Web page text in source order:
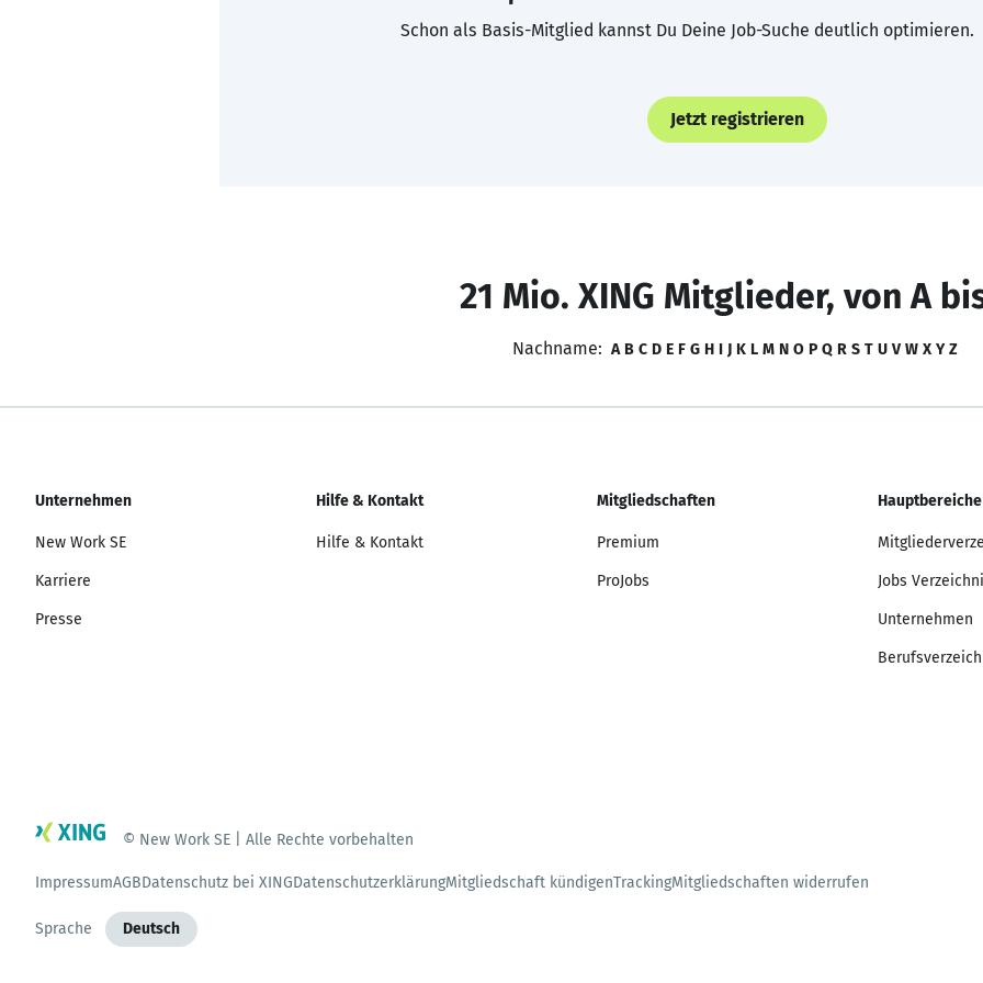
Schon als Basis-Mitglied kannst Du Deine Job-Suche deutlich optimieren.
Jetzt registrieren
21 Mio. XING Mitglieder, von A
Nachname: A B C D E F G H I J K L M N O P Q R S T U V W X Y Z
Unternehmen
New Work SE
Karriere
Presse
Hilfe & Kontakt
Hilfe & Kontakt
Mitgliedschaften
Premium
ProJobs
Hauptbereiche
Jobs
Unternehmen
© New Work SE | Alle Rechte vorbehalten
ImpressumAGBDatenschutz bei XINGDatenschutzerklärungMitgliedschaft kündigenTrackingMitgliedschaften widerrufen
Sprache Deutsch